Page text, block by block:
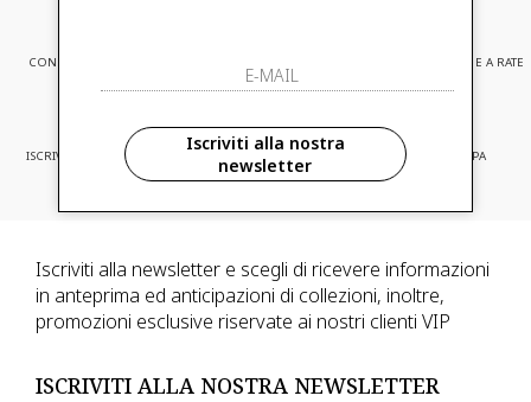
CONSEGNA EXPRESS PAGAMENTI SICURI E A RATE
ISCRIVITI ED ACCEDI A PROMOZIONI
RISERVATE
CONSEGNA IN TUTTA EUROPA
Iscriviti alla newsletter e scegli di ricevere informazioni
in anteprima ed anticipazioni di collezioni, inoltre,
promozioni esclusive riservate ai nostri clienti VIP
ISCRIVITI ALLA NOSTRA NEWSLETTER
Iscriviti alla nostra
newsletter